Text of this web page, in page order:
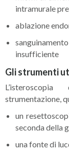
intramurale
ablazione
insufficiente
Gli strumenti
strumentazione,
un
seconda della
una fonte di